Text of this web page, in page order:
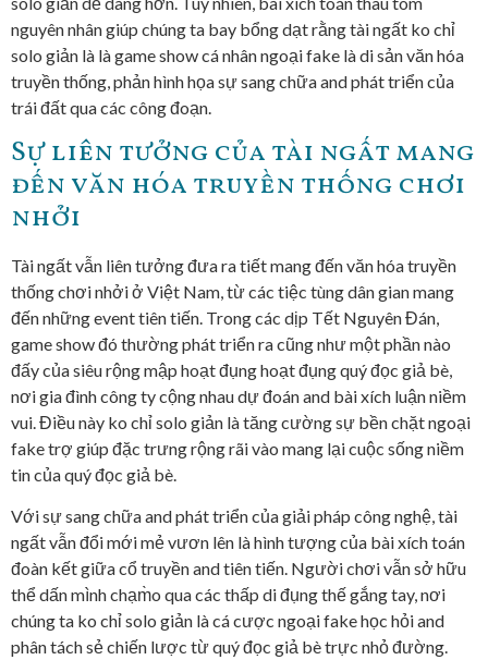
nguyên nhân giúp chúng ta bay bổng dạt rằng tài ngất ko chỉ
solo giản là là game show cá nhân ngoại fake là di sản văn hóa
truyền thống, phản hình họa sự sang chữa and phát triển của
trái đất qua các công đoạn.
Sự liên tưởng của tài ngất mang
đến văn hóa truyền thống chơi
nhởi
Tài ngất vẫn liên tưởng đưa ra tiết mang đến văn hóa truyền
thống chơi nhởi ở Việt Nam, từ các tiệc tùng dân gian mang
đến những event tiên tiến. Trong các dịp Tết Nguyên Đán,
game show đó thường phát triển ra cũng như một phần nào
đấy của siêu rộng mập hoạt đụng hoạt đụng quý đọc giả bè,
nơi gia đình công ty cộng nhau dự đoán and bài xích luận niềm
vui. Điều này ko chỉ solo giản là tăng cường sự bền chặt ngoại
fake trợ giúp đặc trưng rộng rãi vào mang lại cuộc sống niềm
tin của quý đọc giả bè.
Với sự sang chữa and phát triển của giải pháp công nghệ, tài
ngất vẫn đổi mới mẻ vươn lên là hình tượng của bài xích toán
đoàn kết giữa cổ truyền and tiên tiến. Người chơi vẫn sở hữu
thể dấn mình chạm̀o qua các thấp di đụng thế gắng tay, nơi
chúng ta ko chỉ solo giản là cá cược ngoại fake học hỏi and
phân tách sẻ chiến lược từ quý đọc giả bè trực nhỏ đường.